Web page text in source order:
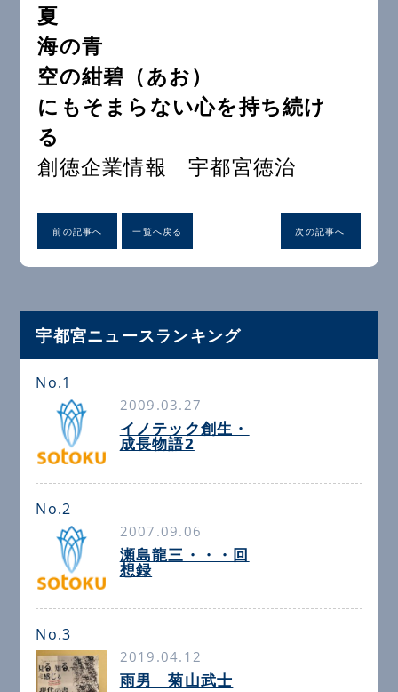
夏
海の青
空の紺碧（あお）
にもそまらない心を持ち続け
る
創徳企業情報 宇都宮徳治
前の記事へ 一覧へ戻る 次の記事へ
宇都宮ニュースランキング
No.1
2009.03.27
イノテック創生・
成長物語2
No.2
2007.09.06
瀬島龍三・・・回
想録
No.3
2019.04.12
雨男 菊山武士